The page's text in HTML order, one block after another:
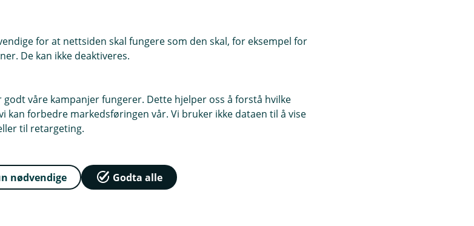
i tillegg har
av penger og
i.
på
å utnytte
for at nettsiden skal fungere som den skal, for eksempel for
De kan ikke deaktiveres.
våre kampanjer fungerer. Dette hjelper oss å forstå hvilke
kan forbedre markedsføringen vår. Vi bruker ikke dataen til å vise
til retargeting.
nødvendige Godta alle